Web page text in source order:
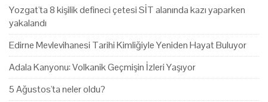
Yozgat'ta 8 kişilik defineci çetesi SİT alanında kazı yaparken
yakalandı
Edirne Mevlevihanesi Tarihi Kimliğiyle Yeniden Hayat Buluyor
Adala Kanyonu: Volkanik Geçmişin İzleri Yaşıyor
5 Ağustos'ta neler oldu?